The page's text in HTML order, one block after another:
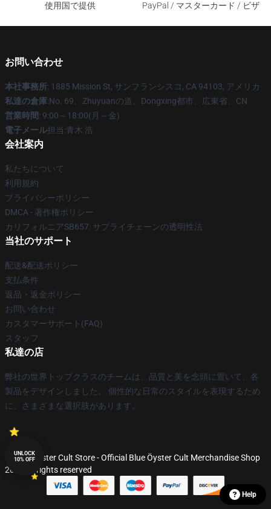
使用国で提供
PayPal / マスターカード / ビザ
お問い合わせ
本社事務所: 1885 Mission St, サンフランシスコ, CA 94103, アメリカ
私達の倉庫:No. 69、Zhuyuanの道、Dongxing都市、広東省、CN
営業時間: 9:00～18:00(月～金)
電子メール担当:青木 浩
会社案内
私たちについて
利用規約
プライバシーポリシー
DMCA - 著作権ポリシー
カリフォルニアSB657: サプライチェーンの透明性法
当社のサポート
配送&配送ポリシー
支払条件
返品・返金ポリシー
お問い合わせ
カスタマーサポート(FAQ)
スタッフ
私達の店
弊社の世界トップクラスのチームは、品質と美を念頭に置いて、各
製品をデザインしました。 個性的な日常のスタイルを表現するため
に、さまざまな選択肢があります。
© Blue Öyster Cult Store - Official Blue Öyster Cult Merchandise Shop
2026 all rights reserved
Help
UNLOCK
10% OFF